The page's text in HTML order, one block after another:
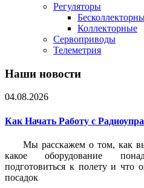
Регуляторы
Коллекторные
Сервоприводы
Телеметрия
Наши новости
04.08.2026
Как Начать Работу с
Мы расскажем о том, как
какое оборудование
подготовиться к полету и что
посадок